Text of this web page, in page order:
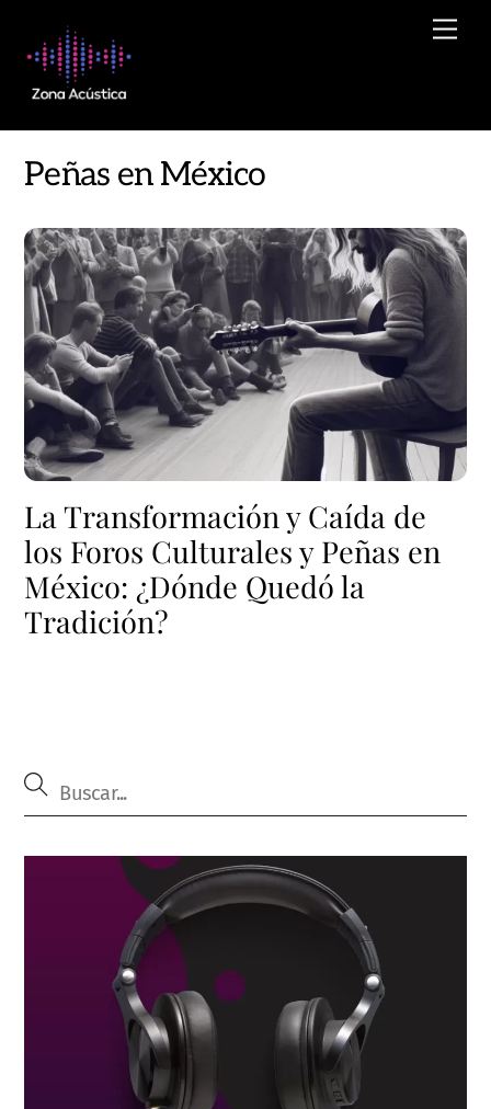
content
Peñas en México
La Transformación y Caída de
los Foros Culturales y Peñas en
México: ¿Dónde Quedó la
Tradición?